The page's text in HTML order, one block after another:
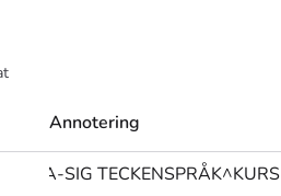
Annotering
LÄRA-SIG TECKENSPRÅK^KURS